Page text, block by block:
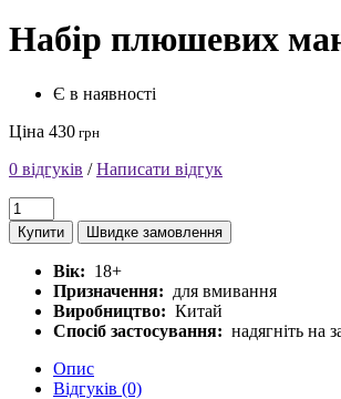
Набір плюшевих
Є в наявності
Ціна 430 грн
0 відгуків /Написати відгук
Купити Швидке замовлення
Вік: 18+
Призначення: для вмивання
Виробництво: Китай
Спосіб застосування: надягніть на
Опис
Відгуків (0)